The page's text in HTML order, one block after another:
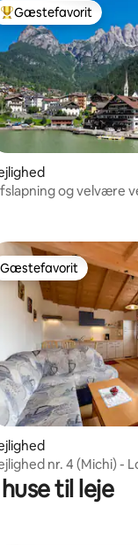
Bedste gæstefavorit
Gæstefavorit
og velvære
Gæstefavorit
Gæstefavorit
nr. 4 (Michi) -
til leje